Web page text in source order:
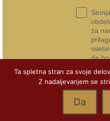
Ta spletna stran za svoje
Z nadaljevanjem se
Da
za
da
»
Prijava